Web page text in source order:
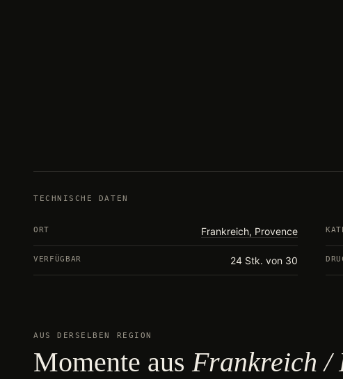
TECHNISCHE DATEN
ORT Frankreich, Provence
VERFÜGBAR 24 Stk. von 30
AUS DERSELBEN REGION
Momente ausFrankreich /